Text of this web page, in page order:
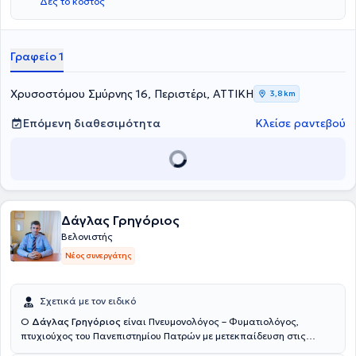
Γραφείο 1
Χρυσοστόμου Σμύρνης 16, Περιστέρι, ΑΤΤΙΚΗ 3,8 km
Επόμενη διαθεσιμότητα Κλείσε ραντεβού
Δάγλας Γρηγόριος
Βελονιστής
Νέος συνεργάτης
Σχετικά με τον ειδικό
Ο Δάγλας Γρηγόριος είναι Πνευμονολόγος – Φυματιολόγος,
πτυχιούχος του Πανεπιστημίου Πατρών με μετεκπαίδευση στις